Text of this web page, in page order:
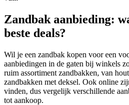
Zandbak aanbieding:
beste deals?
Wil je een zandbak kopen voor een
aanbiedingen in de gaten bij winkels
ruim assortiment zandbakken, van
zandbakken met deksel. Ook online
vinden, dus vergelijk verschillende
tot aankoop.